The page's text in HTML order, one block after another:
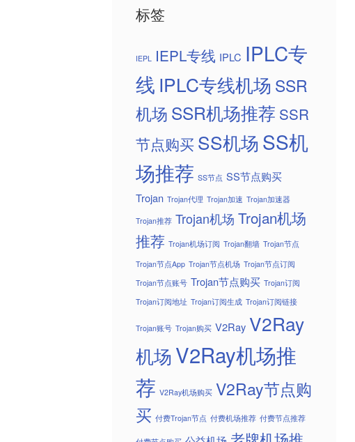
标签
IEPL IEPL专线 IPLC IPLC专
线 IPLC专线机场 SSR
机场 SSR机场推荐 SSR
节点购买 SS机场 SS机
场推荐 SS节点 SS节点购买
Trojan Trojan代理 Trojan加速 Trojan加速器
Trojan推荐 Trojan机场 Trojan机场
推荐 Trojan机场订阅 Trojan翻墙 Trojan节点
Trojan节点App Trojan节点机场 Trojan节点订阅
Trojan节点账号 Trojan节点购买 Trojan订阅
Trojan订阅地址 Trojan订阅生成 Trojan订阅链接
Trojan账号 Trojan购买 V2Ray V2Ray
机场 V2Ray机场推
荐 V2Ray机场购买 V2Ray节点购
买 付费Trojan节点 付费机场推荐 付费节点推荐